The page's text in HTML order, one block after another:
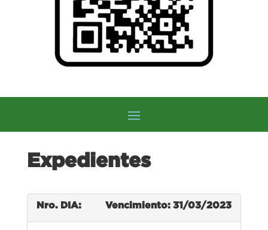
Expedientes
Nro. DIA: Vencimiento: 31/03/2023